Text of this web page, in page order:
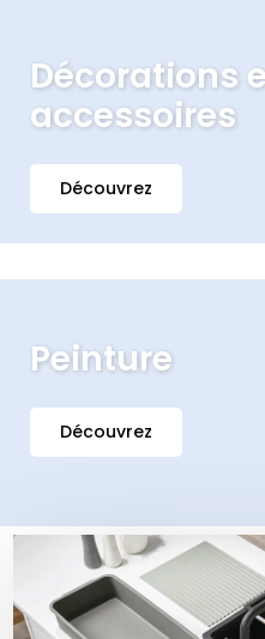
Décorations
accessoires
Découvrez
Peinture
Découvrez